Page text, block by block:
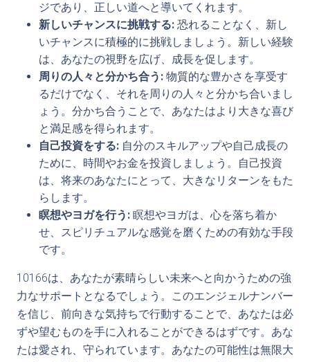
ジであり、正しい道へと導いてくれます。
新しいチャンスに挑戦する: 恐れることなく、新し
いチャンスに積極的に挑戦しましょう。新しい経験
は、あなたの視野を広げ、成長を促します。
周りの人々と分かち合う: 物質的な豊かさを享受す
るだけでなく、それを周りの人々と分かち合いまし
ょう。分かち合うことで、あなたはより大きな喜び
と満足感を得られます。
自己投資をする: 自分のスキルアップや自己成長の
ために、時間やお金を投資しましょう。自己投資
は、将来のあなたにとって、大きなリターンをもた
らします。
瞑想やヨガを行う: 瞑想やヨガは、心を落ち着か
せ、スピリチュアルな感覚を磨くための有効な手段
です。
10166は、あなたが素晴らしい未来へと向かうための強
力なサポートとなるでしょう。このエンジェルナンバー
を信じ、前向きな気持ちで行動することで、あなたは必
ずや望むものを手に入れることができるはずです。あな
たは愛され、守られています。あなたの可能性は無限大